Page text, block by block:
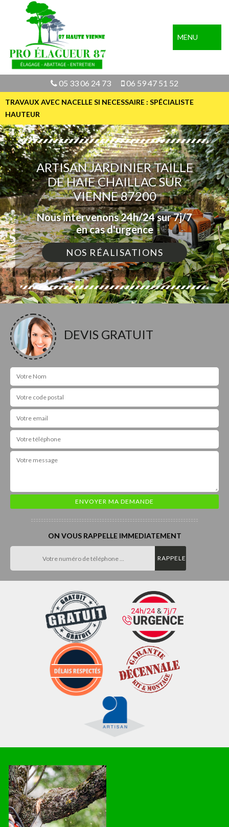
MENU
05 33 06 24 73 06 59 47 51 52
TRAVAUX AVEC NACELLE SI NECESSAIRE : SPÉCIALISTE
HAUTEUR
ARTISAN JARDINIER TAILLE
DE HAIE CHAILLAC SUR
VIENNE 87200
Nous intervenons 24h/24 sur 7j/7
en cas d'urgence
NOS RÉALISATIONS
DEVIS GRATUIT
ON VOUS RAPPELLE IMMEDIATEMENT